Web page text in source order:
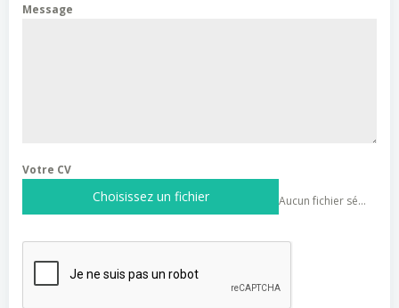
Message
Votre CV
Choisissez un fichier Aucun fichier sélectionné